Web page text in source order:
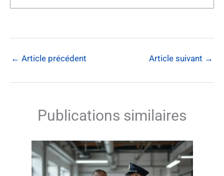
← Article précédent Article suivant →
Publications similaires